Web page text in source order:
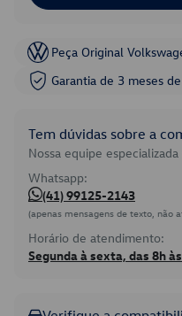
Peça Original
Garantia de 3 meses
Tem dúvidas sobre a
Nossa equipe
Whatsapp:
(41) 99125-2143
(apenas mensagens de texto, não
Horário de atendimento:
Segunda à sexta, das 8h